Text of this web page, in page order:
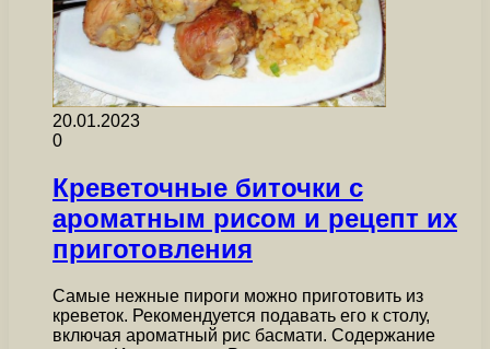
20.01.2023
0
Креветочные биточки с
ароматным рисом и рецепт их
приготовления
Самые нежные пироги можно приготовить из
креветок. Рекомендуется подавать его к столу,
включая ароматный рис басмати. Содержание